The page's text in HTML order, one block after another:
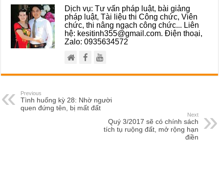
Dịch vụ: Tư vấn pháp luật, bài giảng
pháp luật, Tài liệu thi Công chức, Viên
chức, thi nâng ngạch công chức... Liên
hệ: kesitinh355@gmail.com. Điện thoại,
Zalo: 0935634572
Previous
Tình huống kỳ 28: Nhờ người
quen đứng tên, bị mất đất
Next
Quý 3/2017 sẽ có chính sách
tích tụ ruộng đất, mở rộng hạn
điền